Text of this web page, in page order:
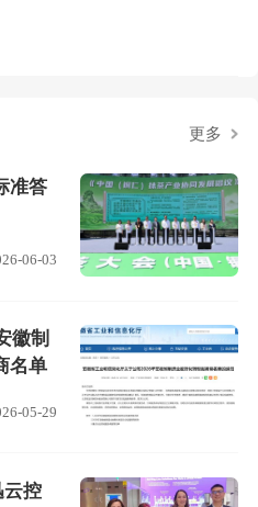
更多
准答
06-03
徽制
名单
05-29
云控